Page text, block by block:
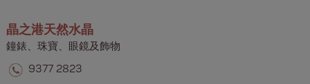
晶之港天然水晶
鐘錶、珠寶、眼鏡及飾物​​
9377 2823